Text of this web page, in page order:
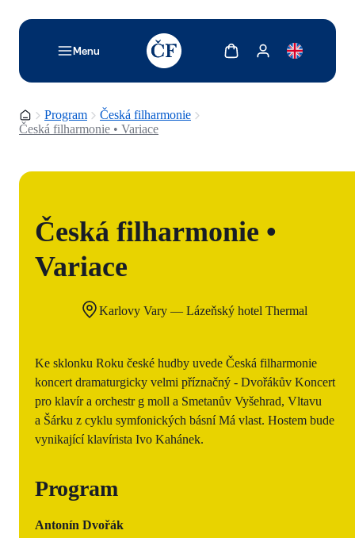
Menu
TODO: Add description for reader
Zobrazit košíkZobrazit můj účet
Domovská stránka
Program
Česká filharmonie
Česká filharmonie • Variace
Česká filharmonie •
Variace
Karlovy Vary — Lázeňský hotel Thermal
Ke sklonku Roku české hudby uvede Česká filharmonie
koncert dramaturgicky velmi příznačný - Dvořákův Koncert
pro klavír a orchestr g moll a Smetanův Vyšehrad, Vltavu
a Šárku z cyklu symfonických básní Má vlast. Hostem bude
vynikající klavírista Ivo Kahánek.
Program
Antonín Dvořák